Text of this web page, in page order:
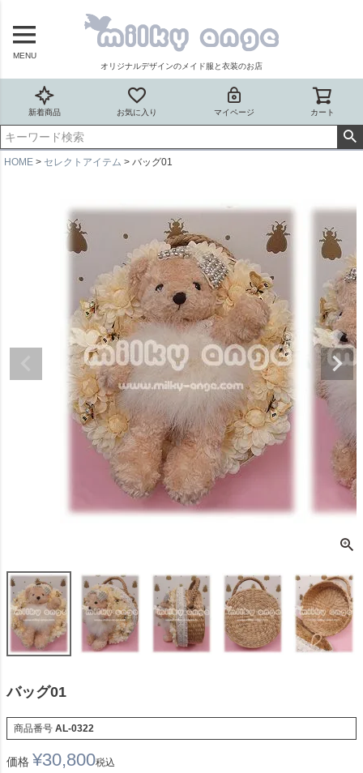
MENU
オリジナルデザインのメイド服と衣装のお店
新着商品 お気に入り マイページ カート
HOME セレクトアイテム バッグ01
バッグ01
商品番号 AL-0322
価格 ¥30,800税込